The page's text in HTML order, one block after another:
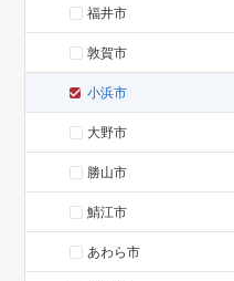
福井市
敦賀市
小浜市
大野市
勝山市
鯖江市
あわら市